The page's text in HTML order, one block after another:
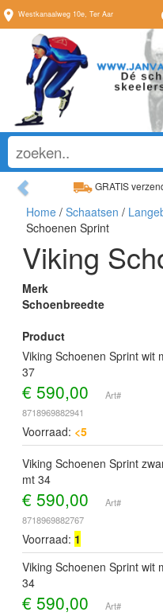
Westkanaalweg 10e, Ter Aar
in NL vanaf € 100,=
altijd wat naar wens!
Previous
Home / Schaatsen /
Schoenen Sprint
Viking
Merk
Schoenbreedte
Product
Viking Schoenen Sprint wit
37
€ 590,00
Art#
8718969882941
Voorraad: <5
Viking Schoenen Sprint
mt 34
€ 590,00
Art#
8718969882767
Voorraad: 1
Viking Schoenen Sprint wit
34
€ 590,00
Art#